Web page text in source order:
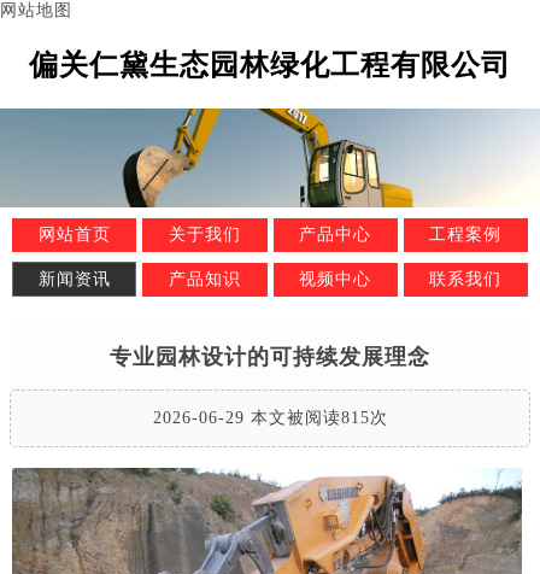
网站地图
偏关仁黛生态园林绿化工程有限公司
网站首页 关于我们 产品中心 工程案例
新闻资讯 产品知识 视频中心 联系我们
专业园林设计的可持续发展理念
2026-06-29 本文被阅读815次